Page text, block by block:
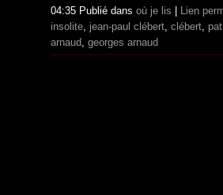
04:35 Publié dans où je lis
Lien
insolite, jean-paul clébert, clébert,
arnaud, georges arnaud